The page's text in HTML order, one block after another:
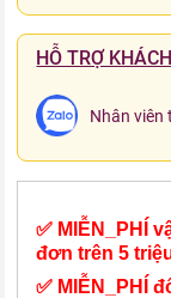
HỖ TRỢ
Nhân viên
✅ MIỄN_PHÍ
đơn trên 5
✅ MIỄN_PHÍ